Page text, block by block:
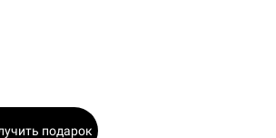
подарок